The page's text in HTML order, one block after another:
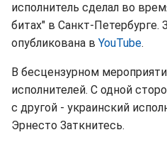
исполнитель сделал во
битах" в Санкт-Петербурге.
опубликована в YouTube.
В бесцензурном
исполнителей. С одной
с другой - украинский
Эрнесто Заткнитесь.